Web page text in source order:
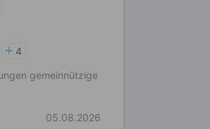
4
gemeinnützige
05.08.2026